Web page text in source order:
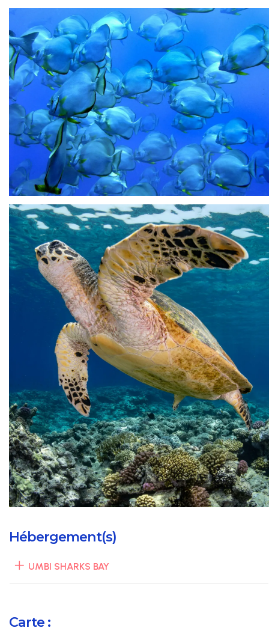
Hébergement(s)
UMBI SHARKS BAY
Carte :